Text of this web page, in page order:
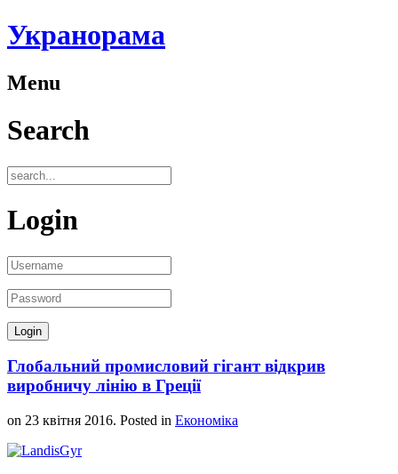
Укранорама
Menu
Search
Login
Глобальний промисловий гігант відкрив
виробничу лінію в Греції
on 23 квітня 2016. Posted in Економіка